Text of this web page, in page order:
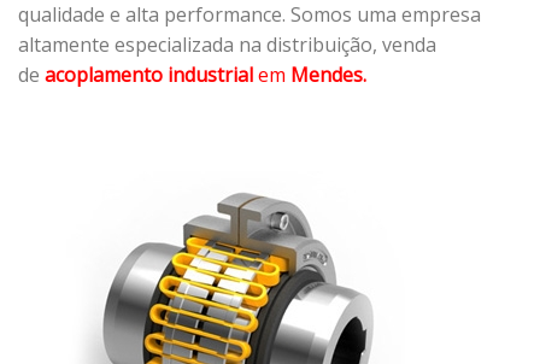
qualidade e alta performance. Somos uma empresa
altamente especializada na distribuição, venda
de acoplamento industrialem Mendes.